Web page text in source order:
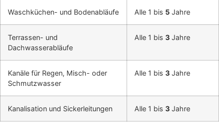
Waschküchen- und Bodenabläufe Alle 1 bis 5 Jahre
Terrassen- und
Dachwasserabläufe
Alle 1 bis 3 Jahre
Kanäle für Regen, Misch- oder
Schmutzwasser
Alle 1 bis 3 Jahre
Kanalisation und Sickerleitungen Alle 1 bis 3 Jahre